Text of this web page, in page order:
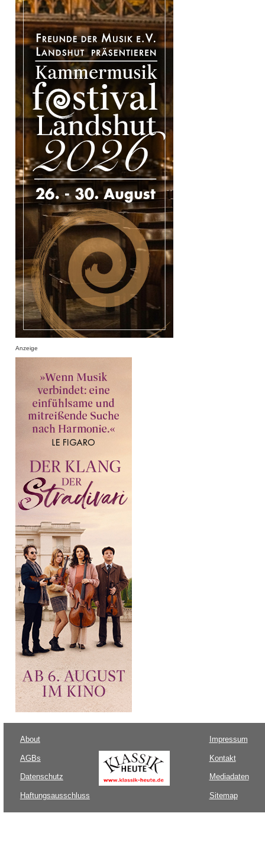
Anzeige
About
AGBs
Datenschutz
Haftungsausschluss
Impressum
Kontakt
Mediadaten
Sitemap